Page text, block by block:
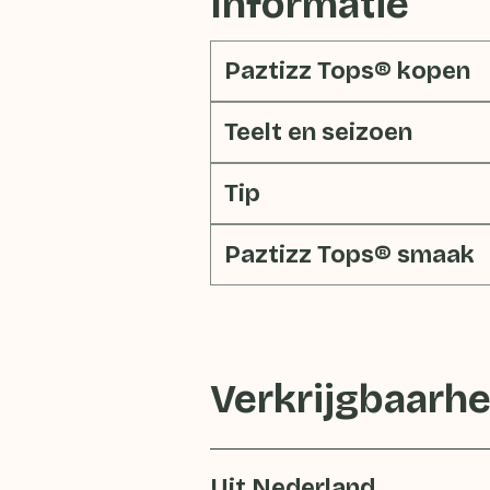
Paztizz Tops® kopen
Teelt en seizoen
Tip
Paztizz Tops® smaak